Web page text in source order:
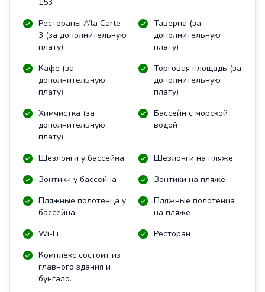
Рестораны A’la Carte –
3 (за дополнительную
плату)
Таверна (за
дополнительную
плату)
Кафе (за
дополнительную
плату)
Торговая площадь (за
дополнительную
плату)
Химчистка (за
дополнительную
плату)
Бассейн с морской
водой
Шезлонги у бассейна
Шезлонги на пляже
Зонтики у бассейна
Зонтики на пляже
Пляжные полотенца у
бассейна
Пляжные полотенца
на пляже
Wi-Fi
Ресторан
Комплекс состоит из
главного здания и
бунгало.